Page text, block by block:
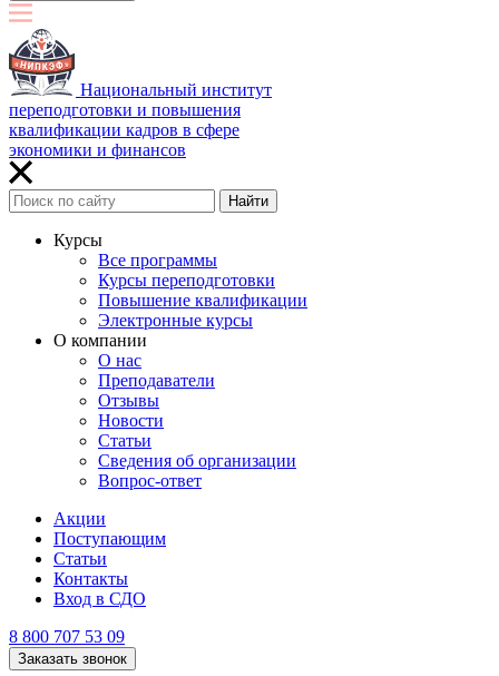
Национальный институт
переподготовки и повышения
квалификации кадров в сфере
экономики и финансов
Найти
Курсы
Все программы
Курсы переподготовки
Повышение квалификации
Электронные курсы
О компании
О нас
Преподаватели
Отзывы
Новости
Статьи
Сведения об организации
Вопрос-ответ
Акции
Поступающим
Статьи
Контакты
Вход в СДО
8 800 707 53 09
Заказать звонок